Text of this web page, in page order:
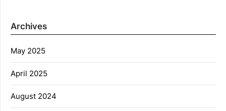
Archives
May 2025
April 2025
August 2024